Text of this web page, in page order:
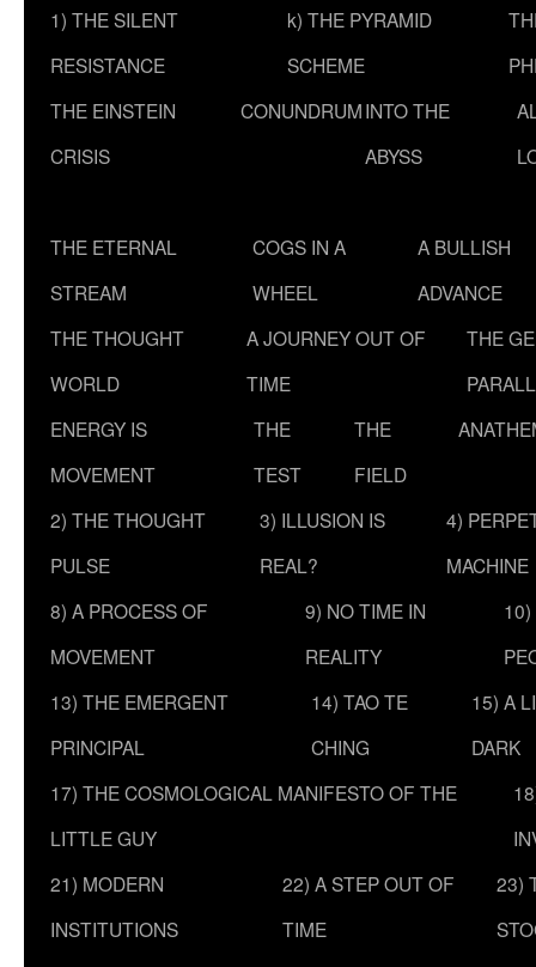
1) THE SILENT
RESISTANCE
k) THE PYRAMID
SCHEME
THE EINSTEIN
CRISIS
CONUNDRUMINTO THE
ABYSS
THE ETERNAL
STREAM
COGS IN A
WHEEL
A BULLISH
ADVANCE
THE THOUGHT
WORLD
A JOURNEY OUT OF
TIME
THE
ENERGY IS
MOVEMENT
THE
TEST
THE
FIELD
2) THE THOUGHT
PULSE
3) ILLUSION IS
REAL?
4)
MACHINE
8) A PROCESS OF
MOVEMENT
9) NO TIME IN
REALITY
13) THE EMERGENT
PRINCIPAL
14) TAO TE
CHING
15) A
DARK
17) THE COSMOLOGICAL MANIFESTO OF THE
LITTLE GUY
21) MODERN
INSTITUTIONS
22) A STEP OUT OF
TIME
23)